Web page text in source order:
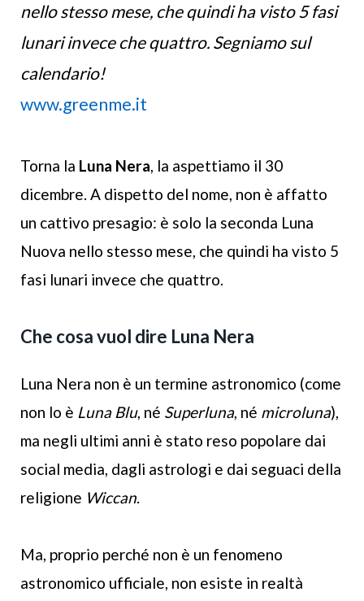
nello stesso mese, che quindi ha visto 5 fasi
lunari invece che quattro. Segniamo sul
calendario!
www.greenme.it
Torna la Luna Nera, la aspettiamo il 30
dicembre. A dispetto del nome, non è affatto
un cattivo presagio: è solo la seconda Luna
Nuova nello stesso mese, che quindi ha visto 5
fasi lunari invece che quattro.
Che cosa vuol dire Luna Nera
Luna Nera non è un termine astronomico (come
non lo è Luna Blu, né Superluna, né microluna),
ma negli ultimi anni è stato reso popolare dai
social media, dagli astrologi e dai seguaci della
religione Wiccan.
Ma, proprio perché non è un fenomeno
astronomico ufficiale, non esiste in realtà